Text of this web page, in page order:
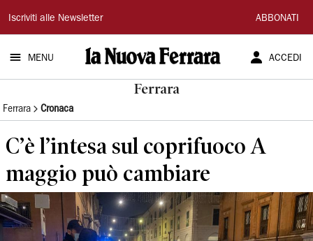
La
Nuova
Ferrara
Iscriviti alle Newsletter ABBONATI
MENU ACCEDI
Ferrara
Ferrara Cronaca
C’è l’intesa sul coprifuoco A
maggio può cambiare